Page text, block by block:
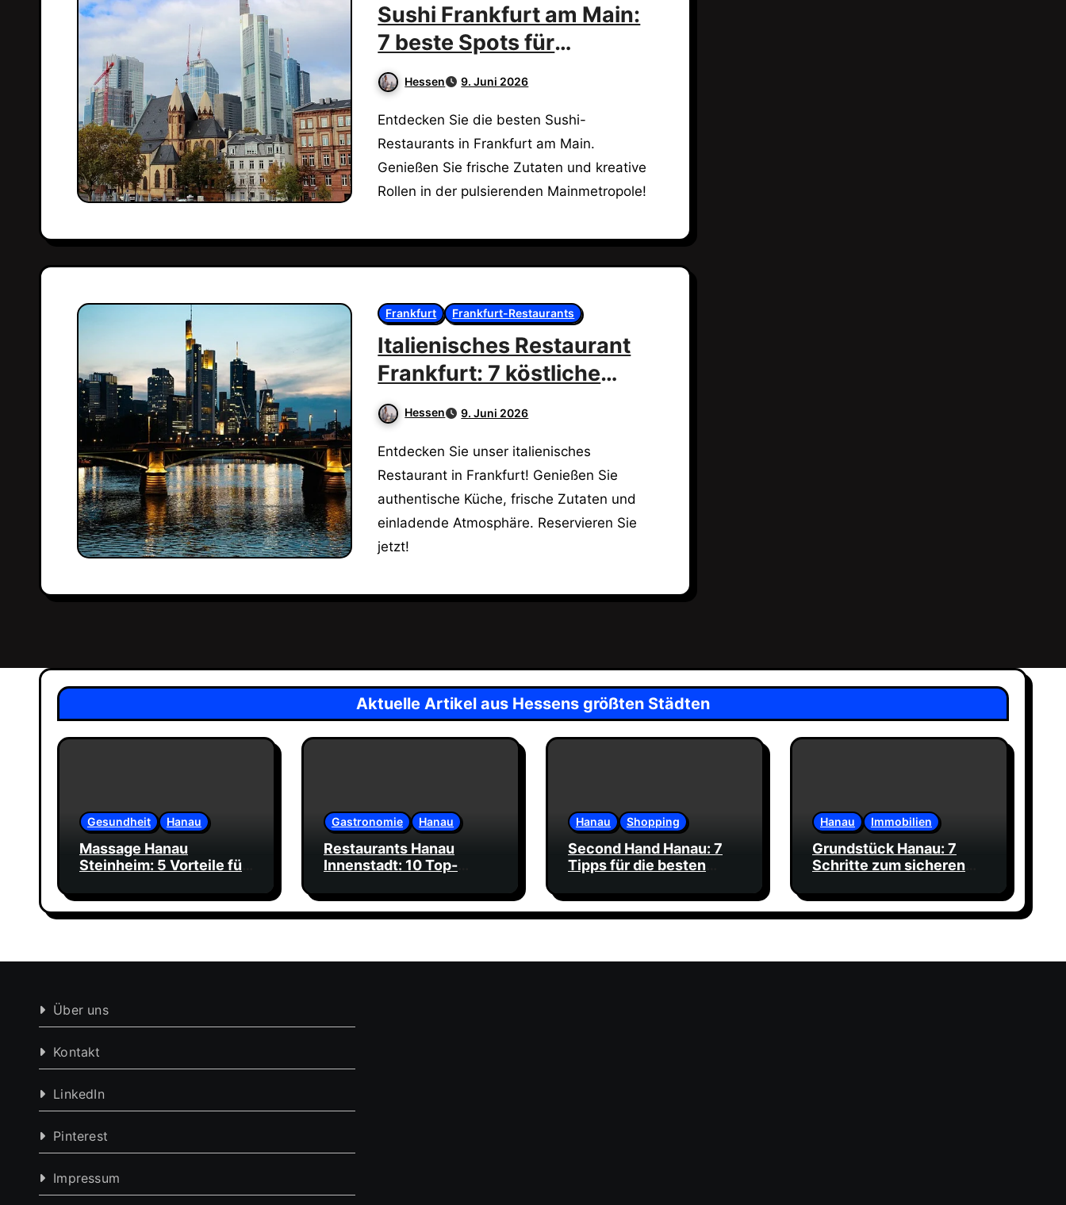
Sushi Frankfurt am Main:
7 beste Spots für
Feinschmecker!
Hessen 9. Juni 2026
Entdecken Sie die besten Sushi-
Restaurants in Frankfurt am Main.
Genießen Sie frische Zutaten und kreative
Rollen in der pulsierenden Mainmetropole!
Frankfurt Frankfurt-Restaurants
Italienisches Restaurant
Frankfurt: 7 köstliche
Tipps!
Hessen 9. Juni 2026
Entdecken Sie unser italienisches
Restaurant in Frankfurt! Genießen Sie
authentische Küche, frische Zutaten und
einladende Atmosphäre. Reservieren Sie
jetzt!
Aktuelle Artikel aus Hessens größten Städten
Gesundheit Hanau
Massage Hanau
Steinheim: 5 Vorteile für
Gastronomie Hanau
Restaurants Hanau
Innenstadt: 10 Top-
Geschmack
Hanau Shopping
Second Hand Hanau: 7
Tipps für die besten
Hanau Immobilien
Grundstück Hanau: 7
Schritte zum sicheren
Über uns
Kontakt
LinkedIn
Pinterest
Impressum